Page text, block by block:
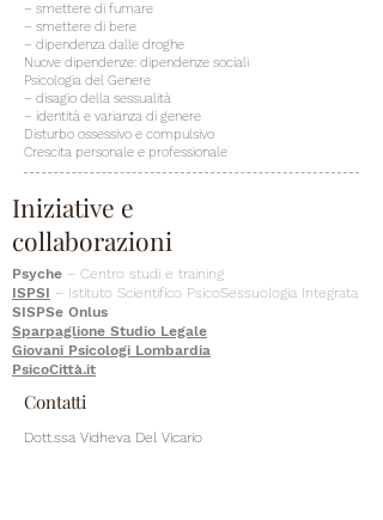
– smettere di fumare
– smettere di bere
– dipendenza dalle droghe
Nuove dipendenze: dipendenze sociali
Psicologia del Genere
– disagio della sessualità
– identità e varianza di genere
Disturbo ossessivo e compulsivo
Crescita personale e professionale
Iniziative e
collaborazioni
Psyche – Centro studi e training
ISPSI – Istituto Scientifico PsicoSessuologia Integrata
SISPSe Onlus
Sparpaglione Studio Legale
Giovani Psicologi Lombardia
PsicoCittà.it
Contatti
Dott.ssa Vidheya Del Vicario